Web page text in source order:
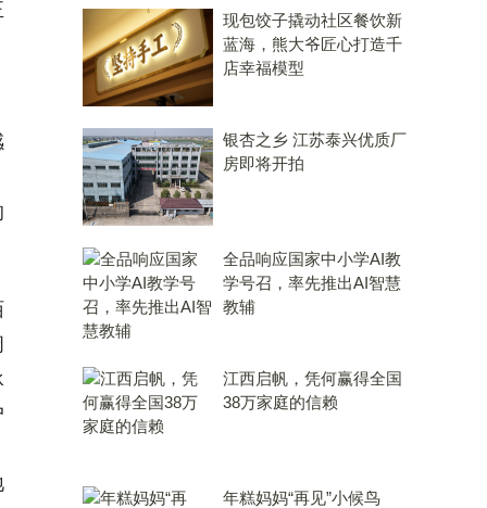
现包饺子撬动社区餐饮新
蓝海，熊大爷匠心打造千
店幸福模型
银杏之乡 江苏泰兴优质厂
房即将开拍
全品响应国家中小学AI教
学号召，率先推出AI智慧
教辅
江西启帆，凭何赢得全国
38万家庭的信赖
年糕妈妈“再见”小候鸟